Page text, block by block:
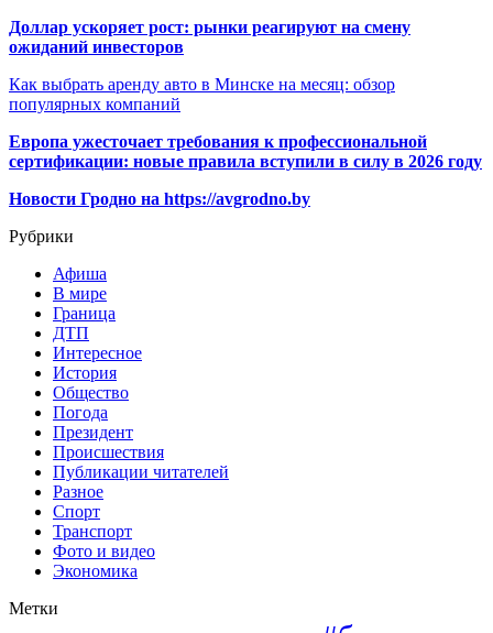
Доллар ускоряет рост: рынки реагируют на смену
ожиданий инвесторов
Как выбрать аренду авто в Минске на месяц: обзор
популярных компаний
Европа ужесточает требования к профессиональной
сертификации: новые правила вступили в силу в 2026 году
Новости Гродно на https://avgrodno.by
Рубрики
Афиша
В мире
Граница
ДТП
Интересное
История
Общество
Погода
Президент
Происшествия
Публикации читателей
Разное
Спорт
Транспорт
Фото и видео
Экономика
Метки